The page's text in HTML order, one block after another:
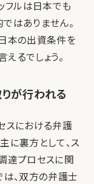
フルは日本でも
はありません。
本の出資条件を
るでしょう。
が行われる
スにおける弁護
に裏方として、ス
達プロセスに関
は、双方の弁護士